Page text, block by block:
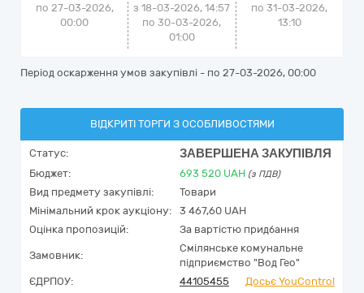
по 27-03-2026,
00:00
з 18-03-2026, 14:57
по 30-03-2026,
01:00
по31-03-2026,
13:10
Період оскарження умов закупівлі - по 27-03-2026, 00:00
ВІДКРИТІ ТОРГИ З ОСОБЛИВОСТЯМИ
Статус: ЗАВЕРШЕНА ЗАКУПІВЛЯ
Бюджет: 693 520 UAH (з ПДВ)
Вид предмету закупівлі:
Товари
Мінімальний крок аукціону:
3 467,60 UAH
Оцінка пропозицій:
За вартістю придбання
Замовник:
Смілянське комунальне
підприємство "Вод Гео"
ЄДРПОУ:
44105455
Досьє YouControl